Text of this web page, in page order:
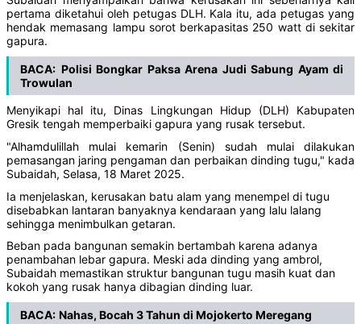
pertama diketahui oleh petugas DLH. Kala itu, ada petugas yang
hendak memasang lampu sorot berkapasitas 250 watt di sekitar
gapura.
BACA: Polisi Bongkar Paksa Arena Judi Sabung Ayam di
Trowulan
Menyikapi hal itu, Dinas Lingkungan Hidup (DLH) Kabupaten
Gresik tengah memperbaiki gapura yang rusak tersebut.
"Alhamdulillah mulai kemarin (Senin) sudah mulai dilakukan
pemasangan jaring pengaman dan perbaikan dinding tugu," kada
Subaidah, Selasa, 18 Maret 2025.
Ia menjelaskan, kerusakan batu alam yang menempel di tugu
disebabkan lantaran banyaknya kendaraan yang lalu lalang
sehingga menimbulkan getaran.
Beban pada bangunan semakin bertambah karena adanya
penambahan lebar gapura. Meski ada dinding yang ambrol,
Subaidah memastikan struktur bangunan tugu masih kuat dan
kokoh yang rusak hanya dibagian dinding luar.
BACA: Nahas, Bocah 3 Tahun di Mojokerto Meregang